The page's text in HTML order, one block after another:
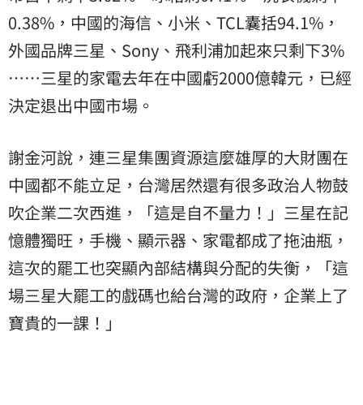
0.38%，中國的海信、小米、TCL囊括94.1%，
外國品牌三星、Sony、飛利浦加起來只剩下3%
⋯⋯三星的家電去年在中國虧2000億韓元，已經
決定退出中國市場。
謝金河說，連三星集團資源這麼雄厚的大財團在
中國都不能立足，台灣居然還有很多政治人物鼓
吹企業二次西進，「這是自不量力！」三星在記
憶體獨旺，手機、顯示器、家電都成了拖油瓶，
這次的罷工也突顯內部結構與分配的失衡，「這
場三星大罷工的戲碼也給台灣的政府，企業上了
寶貴的一課！」